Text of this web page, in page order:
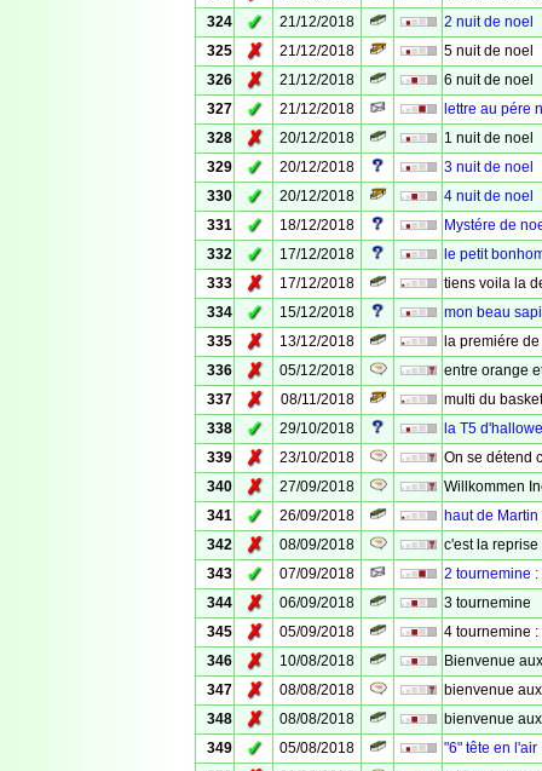
324
✓ 21/12/2018
2 nuit de noel
325
✗ 21/12/2018
5 nuit de noel
326
✗ 21/12/2018
6 nuit de noel
327
✓ 21/12/2018
lettre au pére
328
✗ 20/12/2018
1 nuit de noel
329
✓ 20/12/2018
3 nuit de noel
330
✓ 20/12/2018
4 nuit de noel
331
✓ 18/12/2018
Mystére de
332
✓ 17/12/2018
le petit
333
✗ 17/12/2018
tiens voila la
334
✓ 15/12/2018
mon beau
335
✗ 13/12/2018
la premiére
336
✗ 05/12/2018
entre orange
337
✗ 08/11/2018
multi du basket
338
✓ 29/10/2018
la T5
339
✗ 23/10/2018
On se détend
340
✗ 27/09/2018
Willkommen
341
✓ 26/09/2018
haut de Martin
342
✗ 08/09/2018
c'est la reprise
343
✓ 07/09/2018
2 tournemine
344
✗ 06/09/2018
3 tournemine
345
✗ 05/09/2018
4 tournemine
346
✗ 10/08/2018
Bienvenue
347
✗ 08/08/2018
bienvenue
348
✗ 08/08/2018
bienvenue
349
✓ 05/08/2018
"6" tête en l'air